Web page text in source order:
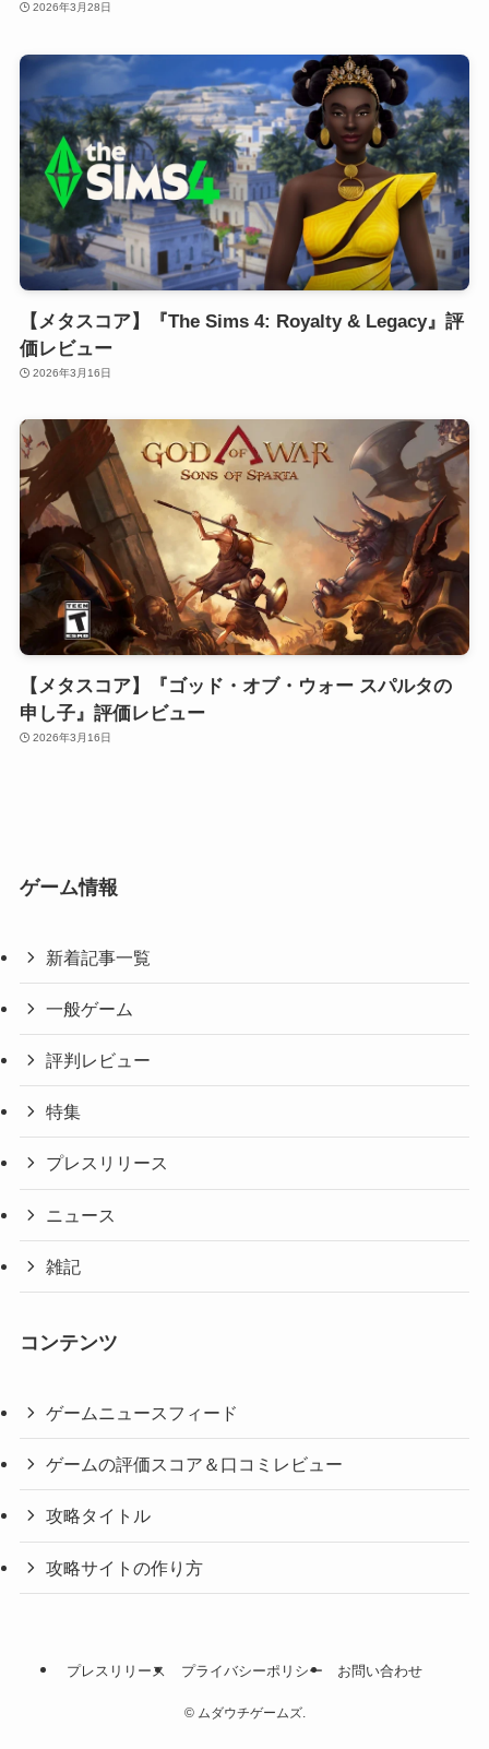
2026年3月28日
【メタスコア】『The Sims 4: Royalty & Legacy』評
価レビュー
2026年3月16日
【メタスコア】『ゴッド・オブ・ウォー スパルタの
申し子』評価レビュー
2026年3月16日
ゲーム情報
新着記事一覧
一般ゲーム
評判レビュー
特集
プレスリリース
ニュース
雑記
コンテンツ
ゲームニュースフィード
ゲームの評価スコア＆口コミレビュー
攻略タイトル
攻略サイトの作り方
プレスリリース プライバシーポリシー お問い合わせ
©ムダウチゲームズ.